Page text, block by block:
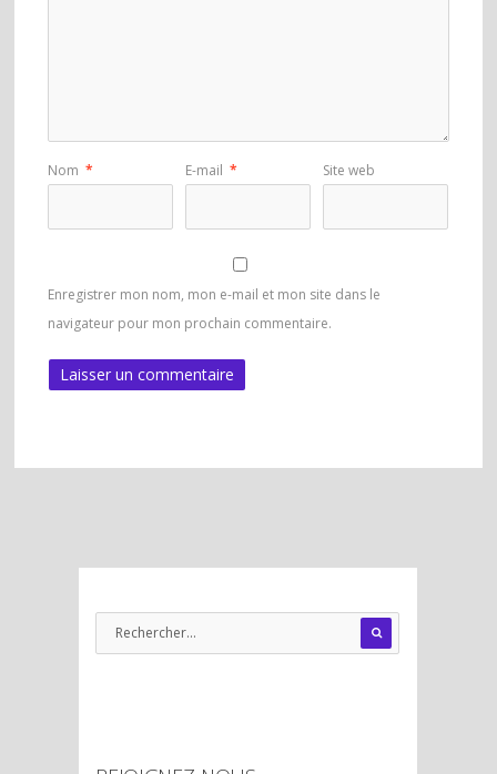
Nom * E-mail * Site web
Enregistrer mon nom, mon e-mail et mon site dans le
navigateur pour mon prochain commentaire.